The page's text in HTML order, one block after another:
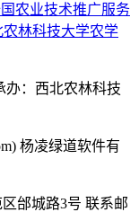
农业技术推广服务
农林科技大学农学
办：西北农林科技
杨凌绿道软件有
邰城路3号 联系邮